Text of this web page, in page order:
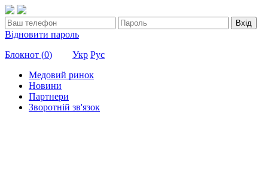
Вхід
Відновити пароль
Блокнот (0) Укр Рус
Медовий ринок
Новини
Партнери
Зворотній зв'язок